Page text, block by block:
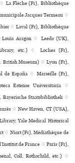
La Flèche (Fr), Bibliothèque
Jacques Termeau ♢
♢ Laval (Fr), Bibliothèque
Aragon ♢ Leeds (UK),
etc.) ♢ Loches (Fr),
British Museum) ♢ Lyon (Fr),
de España ♢ Marseille (Fr),
Estense Universitaria ♢
Staatsbibliothek ♢
♢ New Haven, CT (USA),
Yale Medical Historical
♢ Niort (Fr), Médiathèque de
de France ♢ Paris (Fr),
Coll. Rothschild, etc.) ♢